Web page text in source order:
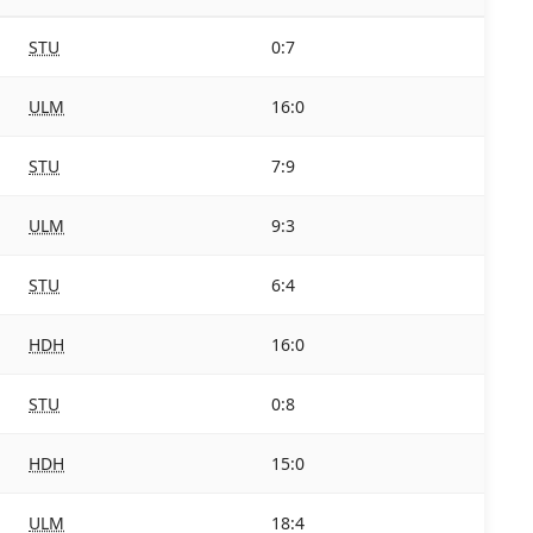
STU 0:7
ULM 16:0
STU 7:9
ULM 9:3
STU 6:4
HDH 16:0
STU 0:8
HDH 15:0
ULM 18:4